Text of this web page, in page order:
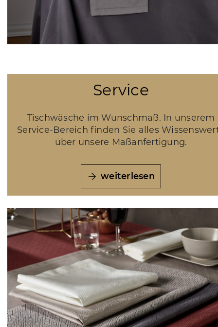
Service
Tischwäsche im Wunschmaß. In unserem
Service-Bereich finden Sie alles
über unsere Maßanfertigung.
weiterlesen